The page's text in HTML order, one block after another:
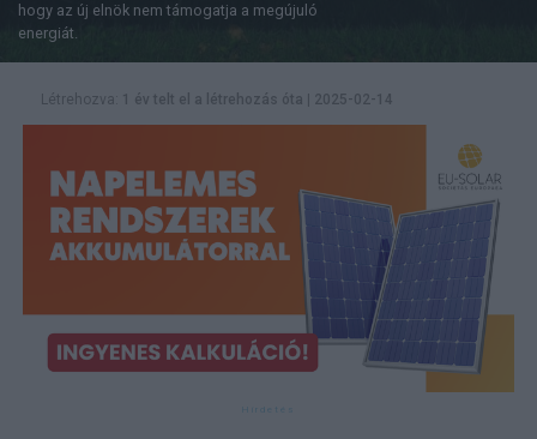
hogy az új elnök nem támogatja a megújuló
energiát.
Létrehozva: 1 év telt el a létrehozás óta 2025-02-14